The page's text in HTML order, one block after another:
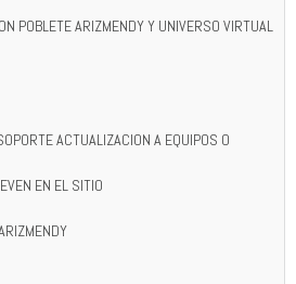
POBLETE ARIZMENDY Y UNIVERSO VIRTUAL
ACTUALIZACION A EQUIPOS O
EN EL SITIO